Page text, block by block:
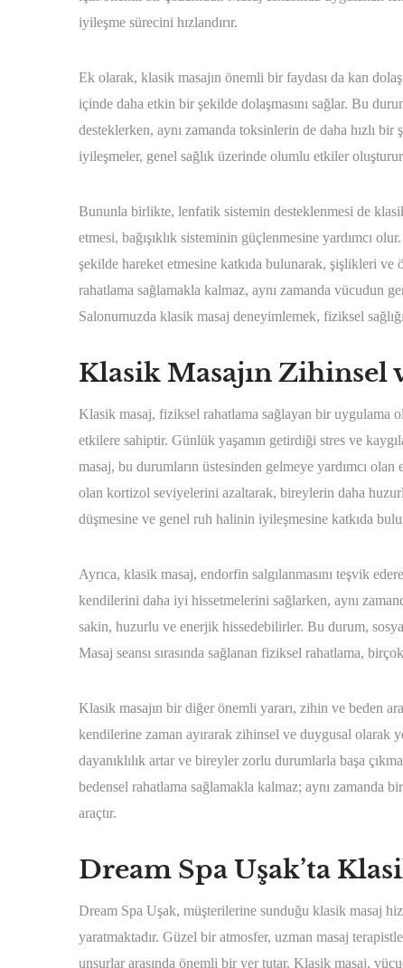
iyileşme sürecini hızlandırır.
Ek olarak, klasik masajın önemli bir faydası da kan
içinde daha etkin bir şekilde dolaşmasını sağlar. Bu
desteklerken, aynı zamanda toksinlerin de daha hızlı bir
iyileşmeler, genel sağlık üzerinde olumlu etkiler
Bununla birlikte, lenfatik sistemin desteklenmesi de
etmesi, bağışıklık sisteminin güçlenmesine yardımcı
şekilde hareket etmesine katkıda bulunarak, şişlikleri ve
rahatlama sağlamakla kalmaz, aynı zamanda vücudun
Salonumuzda klasik masaj deneyimlemek, fiziksel
Klasik Masajın Zihinsel
Klasik masaj, fiziksel rahatlama sağlayan bir uygulama
etkilere sahiptir. Günlük yaşamın getirdiği stres ve
masaj, bu durumların üstesinden gelmeye yardımcı
olan kortizol seviyelerini azaltarak, bireylerin daha
düşmesine ve genel ruh halinin iyileşmesine katkıda
Ayrıca, klasik masaj, endorfin salgılanmasını teşvik
kendilerini daha iyi hissetmelerini sağlarken, aynı
sakin, huzurlu ve enerjik hissedebilirler. Bu durum,
Masaj seansı sırasında sağlanan fiziksel rahatlama,
Klasik masajın bir diğer önemli yararı, zihin ve beden
kendilerine zaman ayırarak zihinsel ve duygusal olarak
dayanıklılık artar ve bireyler zorlu durumlarla başa
bedensel rahatlama sağlamakla kalmaz; aynı zamanda
araçtır.
Dream Spa Uşak’ta
Dream Spa Uşak, müşterilerine sunduğu klasik masaj
yaratmaktadır. Güzel bir atmosfer, uzman masaj
unsurlar arasında önemli bir yer tutar. Klasik masaj,